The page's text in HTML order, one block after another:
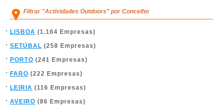
Filtrar "Actividades Outdoors" por Concelho
LISBOA (1.164 Empresas)
SETÚBAL (258 Empresas)
PORTO (241 Empresas)
FARO (222 Empresas)
LEIRIA (116 Empresas)
AVEIRO (86 Empresas)